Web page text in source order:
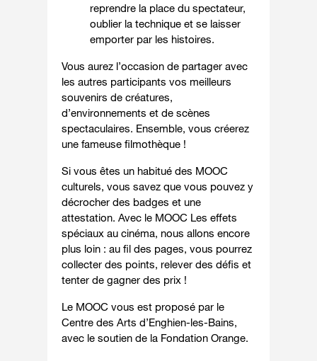
reprendre la place du spectateur,
oublier la technique et se laisser
emporter par les histoires.
Vous aurez l’occasion de partager avec
les autres participants vos meilleurs
souvenirs de créatures,
d’environnements et de scènes
spectaculaires. Ensemble, vous créerez
une fameuse filmothèque !
Si vous êtes un habitué des MOOC
culturels, vous savez que vous pouvez y
décrocher des badges et une
attestation. Avec le MOOC Les effets
spéciaux au cinéma, nous allons encore
plus loin : au fil des pages, vous pourrez
collecter des points, relever des défis et
tenter de gagner des prix !
Le MOOC vous est proposé par le
Centre des Arts d’Enghien-les-Bains,
avec le soutien de la Fondation Orange.